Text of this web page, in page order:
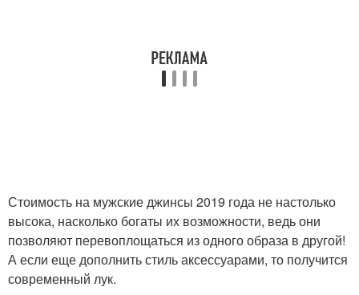
Стоимость на мужские джинсы 2019 года не настолько
высока, насколько богаты их возможности, ведь они
позволяют перевоплощаться из одного образа в другой!
А если еще дополнить стиль аксессуарами, то получится
современный лук.